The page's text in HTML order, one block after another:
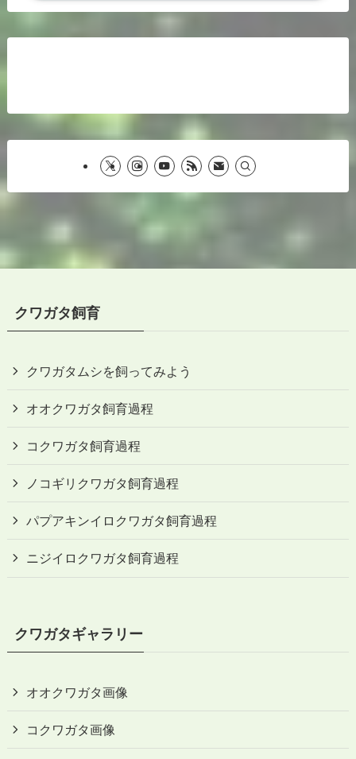
クワガタ飼育
クワガタムシを飼ってみよう
オオクワガタ飼育過程
コクワガタ飼育過程
ノコギリクワガタ飼育過程
パプアキンイロクワガタ飼育過程
ニジイロクワガタ飼育過程
クワガタギャラリー
オオクワガタ画像
コクワガタ画像